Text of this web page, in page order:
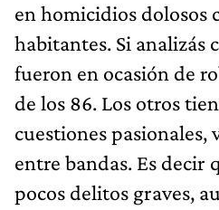
en homicidios dolosos
habitantes. Si analizás
fueron en ocasión de
de los 86. Los otros
cuestiones pasionales,
entre bandas. Es decir
pocos delitos graves,